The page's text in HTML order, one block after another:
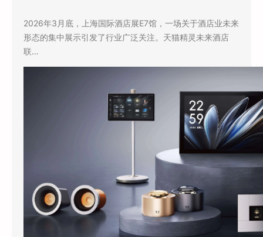
2026年3月底，上海国际酒店展E7馆，一场关于酒店业未来
形态的集中展示引发了行业广泛关注。天猫精灵未来酒店
联…